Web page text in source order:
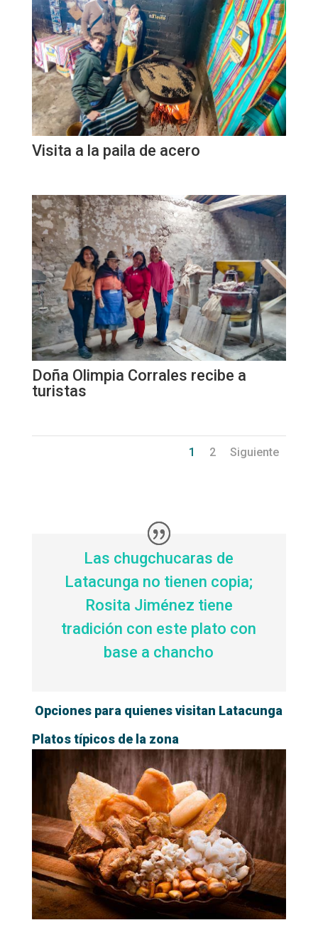
Visita a la paila de acero
Doña Olimpia Corrales recibe a
turistas
1 2 Siguiente
Las chugchucaras de
Latacunga no tienen copia;
Rosita Jiménez tiene
tradición con este plato con
base a chancho
Opciones para quienes visitan Latacunga
Platos típicos de la zona